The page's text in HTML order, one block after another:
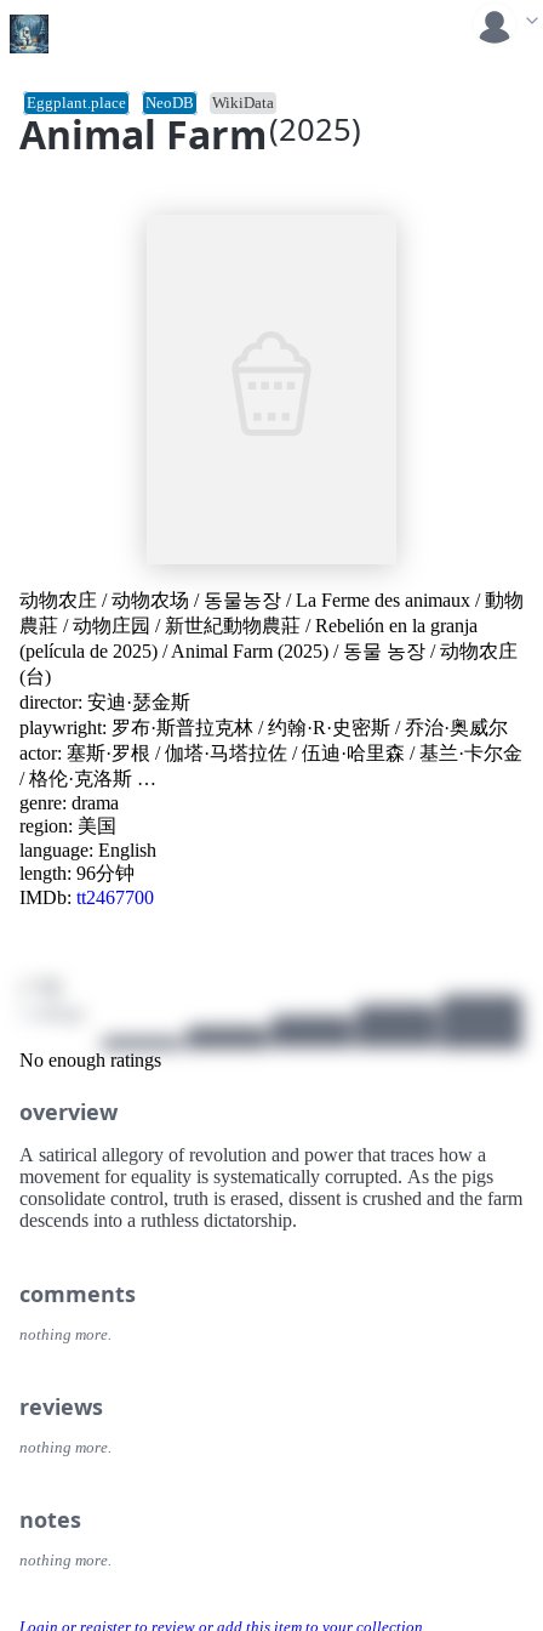
Animal Farm (2025)
Eggplant.place NeoDB WikiData
Login or register to review or add this item to your collection.
动物农庄 /动物农场 / 동물농장 /La Ferme des animaux /動物
農莊 /动物庄园 / 新世紀動物農莊 /Rebelión en la granja
(película de 2025) /Animal Farm (2025) / 동물 농장 /动物农庄
(台)
director: 安迪·瑟金斯
playwright: 罗布·斯普拉克林 /约翰·R·史密斯 /乔治·奥威尔
actor: 塞斯·罗根 /伽塔·马塔拉佐 /伍迪·哈里森 /基兰·卡尔金
/格伦·克洛斯 …
genre: drama
region: 美国
language: English
length: 96分钟
IMDb: tt2467700
No enough ratings
overview
A satirical allegory of revolution and power that traces how a
movement for equality is systematically corrupted. As the pigs
consolidate control, truth is erased, dissent is crushed and the farm
descends into a ruthless dictatorship.
comments
nothing more.
reviews
nothing more.
notes
nothing more.